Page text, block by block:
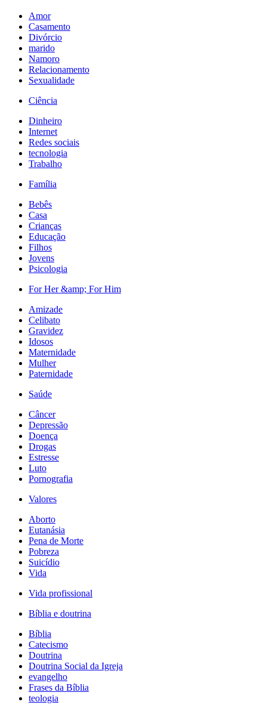
Amor
Casamento
Divórcio
marido
Namoro
Relacionamento
Sexualidade
Ciência
Dinheiro
Internet
Redes sociais
tecnologia
Trabalho
Família
Bebês
Casa
Crianças
Educação
Filhos
Jovens
Psicologia
For Her &amp; For Him
Amizade
Celibato
Gravidez
Idosos
Maternidade
Mulher
Paternidade
Saúde
Câncer
Depressão
Doença
Drogas
Estresse
Luto
Pornografia
Valores
Aborto
Eutanásia
Pena de Morte
Pobreza
Suicídio
Vida
Vida profissional
Bíblia e doutrina
Bíblia
Catecismo
Doutrina
Doutrina Social da Igreja
evangelho
Frases da Bíblia
teologia